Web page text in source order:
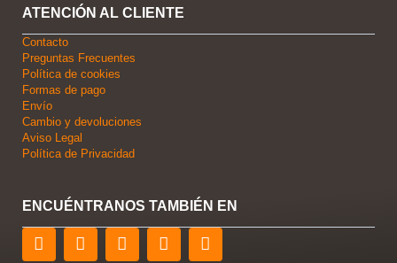
ATENCIÓN AL CLIENTE
Contacto
Preguntas Frecuentes
Política de cookies
Formas de pago
Envío
Cambio y devoluciones
Aviso Legal
Política de Privacidad
ENCUÉNTRANOS TAMBIÉN EN
F
a
T
w
L
i
Y
o
I
n